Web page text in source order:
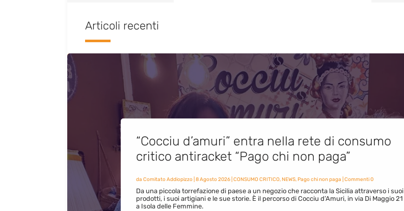
Articoli recenti
“Cocciu d’amuri” entra nella rete di consumo
critico antiracket “Pago chi non paga”
da Comitato Addiopizzo| 8 Agosto 2026| CONSUMO CRITICO,NEWS,Pago chi non paga | Commenti 0
Da una piccola torrefazione di paese a un negozio che racconta la Sicilia attraverso i suoi
prodotti, i suoi artigiani e le sue storie. È il percorso di Cocciu d’Amuri, in via Di Maggio 21
a Isola delle Femmine.